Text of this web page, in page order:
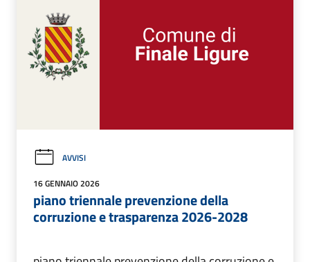
AVVISI
16 GENNAIO 2026
piano triennale prevenzione della
corruzione e trasparenza 2026-2028